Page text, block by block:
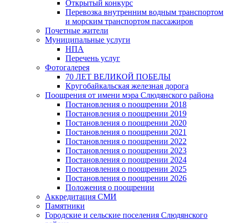
Открытый конкурс
Перевозка внутренним водным транспортом
и морским транспортом пассажиров
Почетные жители
Муниципальные услуги
НПА
Перечень услуг
Фотогалерея
70 ЛЕТ ВЕЛИКОЙ ПОБЕДЫ
Кругобайкальская железная дорога
Поощрения от имени мэра Слюдянского района
Постановления о поощрении 2018
Постановления о поощрении 2019
Постановления о поощрении 2020
Постановления о поощрении 2021
Постановления о поощрении 2022
Постановления о поощрении 2023
Постановления о поощрении 2024
Постановления о поощрении 2025
Постановления о поощрении 2026
Положения о поощрении
Аккредитация СМИ
Памятники
Городские и сельские поселения Слюдянского